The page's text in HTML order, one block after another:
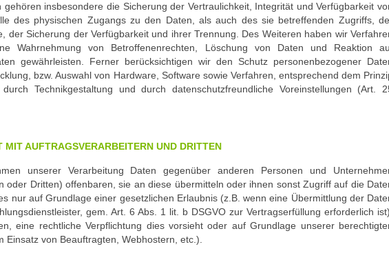
insbesondere die Sicherung der Vertraulichkeit, Integrität und Verfügbarkeit
des physischen Zugangs zu den Daten, als auch des sie betreffenden Zugriffs,
der Sicherung der Verfügbarkeit und ihrer Trennung. Des Weiteren haben wir
Wahrnehmung von Betroffenenrechten, Löschung von Daten und Reaktion
gewährleisten. Ferner berücksichtigen wir den Schutz personenbezogener
bzw. Auswahl von Hardware, Software sowie Verfahren, entsprechend dem
Technikgestaltung und durch datenschutzfreundliche Voreinstellungen (Art.
MIT AUFTRAGSVERARBEITERN UND DRITTEN
unserer Verarbeitung Daten gegenüber anderen Personen und
oder Dritten) offenbaren, sie an diese übermitteln oder ihnen sonst Zugriff auf die
nur auf Grundlage einer gesetzlichen Erlaubnis (z.B. wenn eine Übermittlung der
gem. Art. 6 Abs. 1 lit. b DSGVO zur Vertragserfüllung erforderlich ist),
eine rechtliche Verpflichtung dies vorsieht oder auf Grundlage unserer
Einsatz von Beauftragten, Webhostern, etc.).